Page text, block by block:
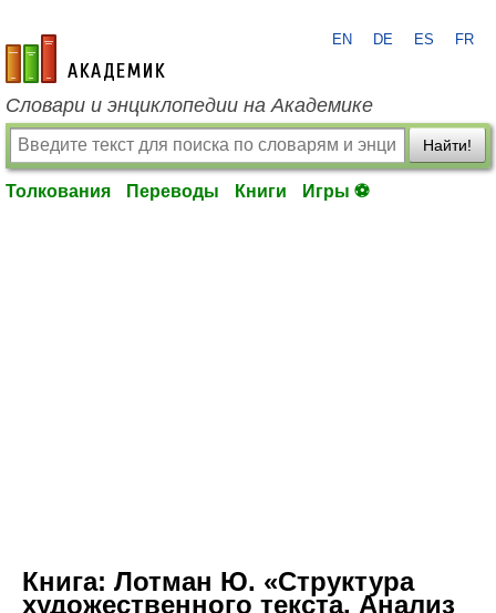
academic.ru
EN DE ES FR
Словари и энциклопедии на Академике
Найти!
Толкования Переводы Книги Игры ⚽
Книга: Лотман Ю. «Структура
художественного текста. Анализ